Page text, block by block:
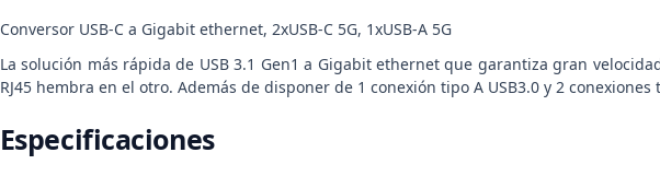
Conversor USB-C a Gigabit ethernet, 2xUSB-C 5G, 1xUSB-A 5G
La solución más rápida de USB 3.1 Gen1 a Gigabit ethernet que garantiza gran
RJ45 hembra en el otro. Además de disponer de 1 conexión tipo A USB3.0 y 2 conexiones
Especificaciones